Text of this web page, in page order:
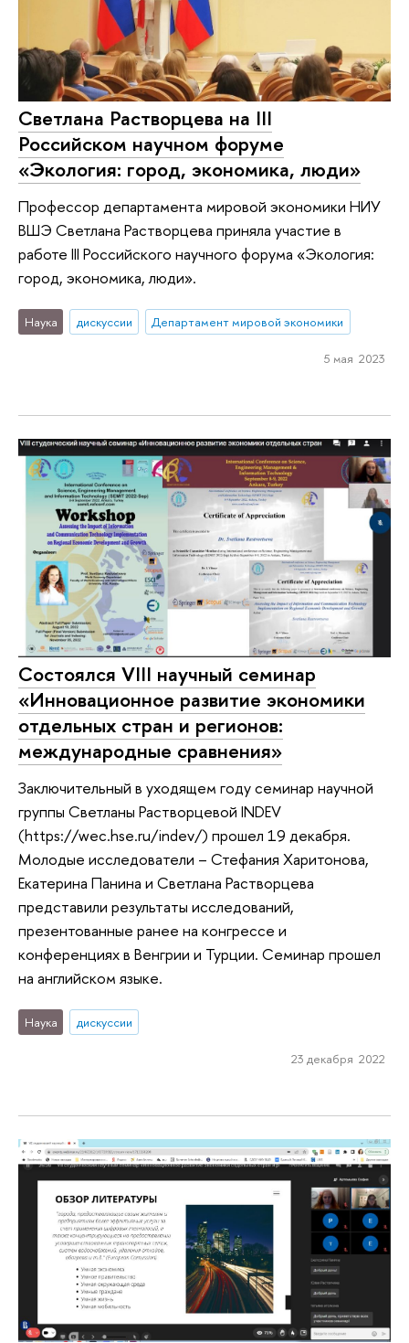
Светлана Растворцева на III
Российском научном форуме
«Экология: город, экономика, люди»
Профессор департамента мировой экономики НИУ
ВШЭ Светлана Растворцева приняла участие в
работе III Российского научного форума «Экология:
город, экономика, люди».
Наука дискуссии Департамент мировой экономики
5 мая 2023
Состоялся VIII научный семинар
«Инновационное развитие экономики
отдельных стран и регионов:
международные сравнения»
Заключительный в уходящем году семинар научной
группы Светланы Растворцевой INDEV
(https://wec.hse.ru/indev/) прошел 19 декабря.
Молодые исследователи – Стефания Харитонова,
Екатерина Панина и Светлана Растворцева
представили результаты исследований,
презентованные ранее на конгрессе и
конференциях в Венгрии и Турции. Семинар прошел
на английском языке.
Наука дискуссии
23 декабря 2022